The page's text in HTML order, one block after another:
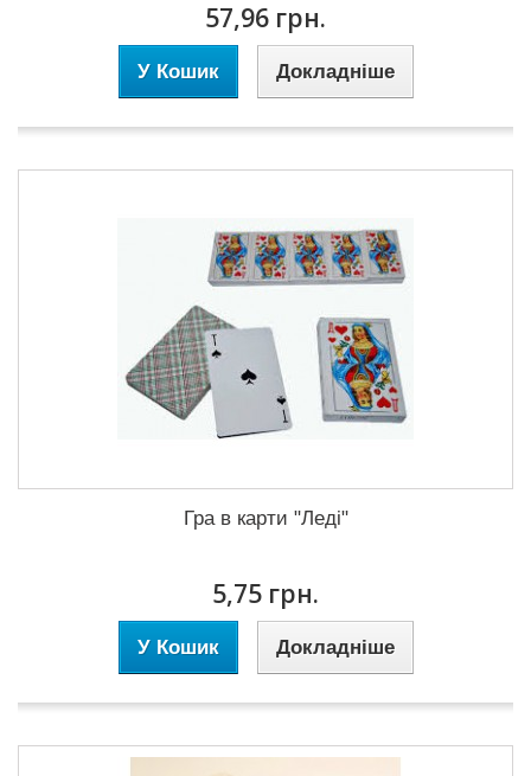
57,96 грн.
У Кошик Докладніше
Гра в карти "Леді"
5,75 грн.
У Кошик Докладніше